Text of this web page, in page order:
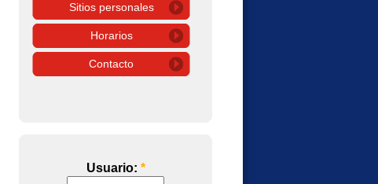
Sitios personales
Horarios
Contacto
Usuario: *